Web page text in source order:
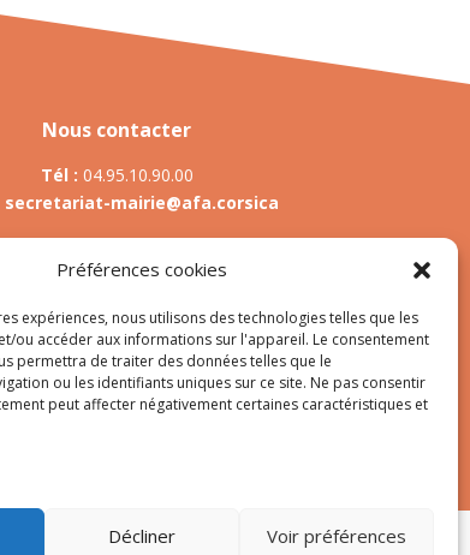
Préférences cookies
expériences, nous utilisons des technologies telles que les
ou accéder aux informations sur l'appareil. Le consentement
permettra de traiter des données telles que le
ou les identifiants uniques sur ce site. Ne pas consentir
peut affecter négativement certaines caractéristiques et
Décliner Voir préférences
Nous contacter
Tél : 04.95.10.90.00
secretariat-mairie@afa.corsica
785 Strada d’Afà – Merria 20167 Afa